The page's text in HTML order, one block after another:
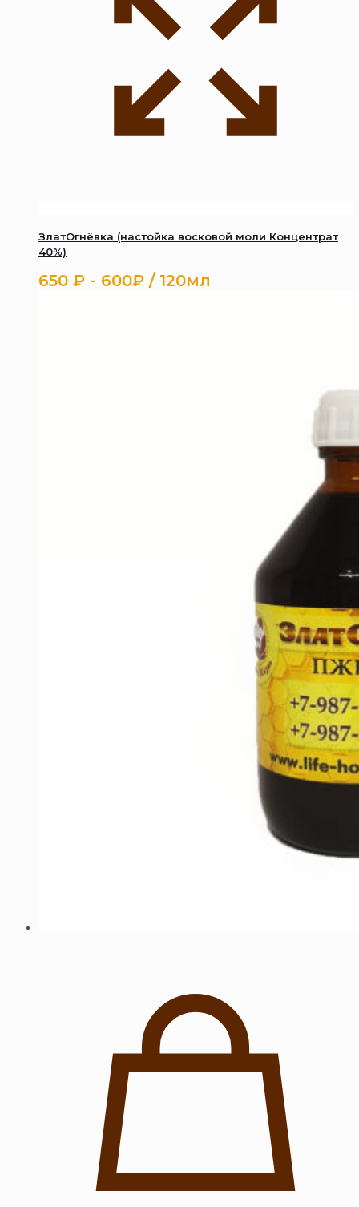
ЗлатОгнёвка (настойка восковой моли Концентрат
40%)
650 ₽ - 600₽ / 120мл